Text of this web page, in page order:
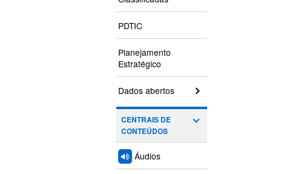
PDTIC
Planejamento
Estratégico
Dados abertos
CENTRAIS DE
CONTEÚDOS
Áudios